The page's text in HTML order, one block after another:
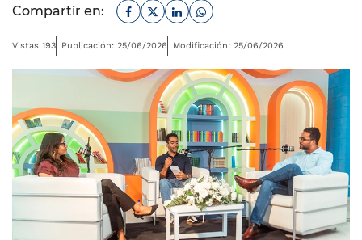
Compartir en: Facebook
TwitterLinkedinWhatsapp
Vistas 193 Publicación: 25/06/2026 Modificación: 25/06/2026